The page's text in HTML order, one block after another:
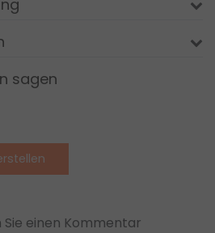
sagen
einen Kommentar